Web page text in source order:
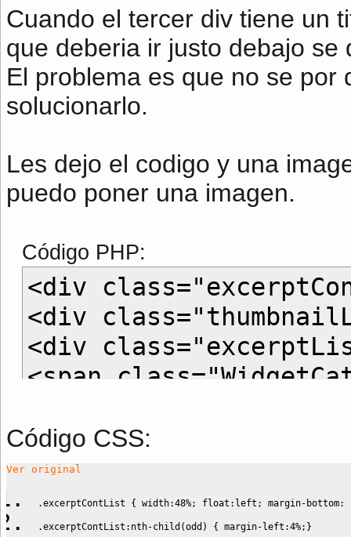
Cuando el tercer div tiene un
que deberia ir justo debajo se
El problema es que no se por
solucionarlo.
Les dejo el codigo y una
puedo poner una imagen.
Código PHP:
<div
<div
<div
<span
</div>
</div><!-- end -->
Código CSS:
Ver original
.excerptContList { width:48%; float : left ; margin-bottom:
.excerptContList :nth-child (odd ) { margin-left :4%; }